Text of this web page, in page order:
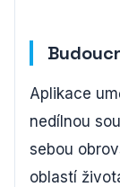
Aplikace
nedílnou
sebou
oblastí